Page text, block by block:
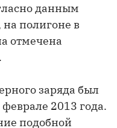
данным
полигоне в
отмечена
заряда был
2013 года.
подобной